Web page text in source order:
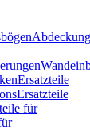
Ersatzteile
Ersatzteile
für